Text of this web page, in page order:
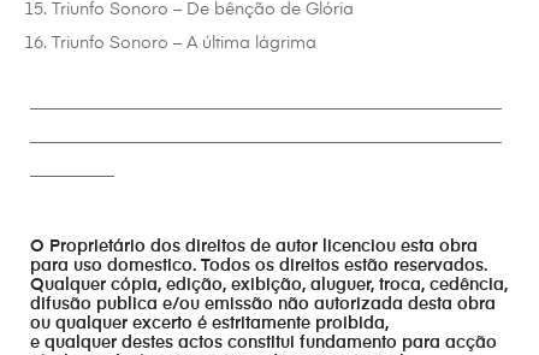
Triunfo Sonoro – De bênção de Glória
Triunfo Sonoro – A última lágrima
O Proprietário dos direitos de autor licenciou esta obra
para uso domestico. Todos os direitos estão reservados.
Qualquer cópia, edição, exibição, aluguer, troca, cedência,
difusão publica e/ou emissão não autorizada desta obra
ou qualquer excerto é estritamente proibida,
e qualquer destes actos constitui fundamento para acção